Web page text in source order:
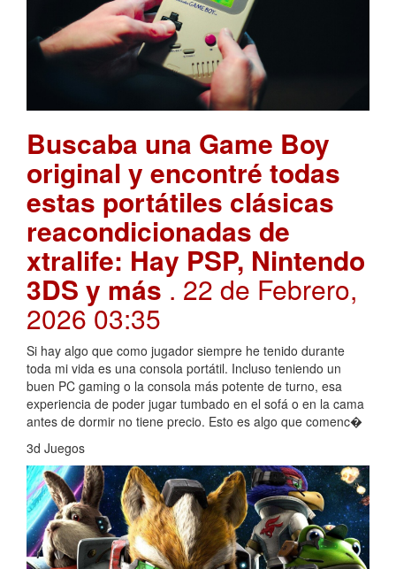
Buscaba una Game Boy
original y encontré todas
estas portátiles clásicas
reacondicionadas de
xtralife: Hay PSP, Nintendo
3DS y más. 22 de Febrero,
2026 03:35
Si hay algo que como jugador siempre he tenido durante
toda mi vida es una consola portátil. Incluso teniendo un
buen PC gaming o la consola más potente de turno, esa
experiencia de poder jugar tumbado en el sofá o en la cama
antes de dormir no tiene precio. Esto es algo que comenc�
3d Juegos